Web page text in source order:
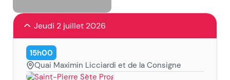
Jeudi 2 juillet 2026
15h00
Quai Maximin Licciardi et de la Consigne